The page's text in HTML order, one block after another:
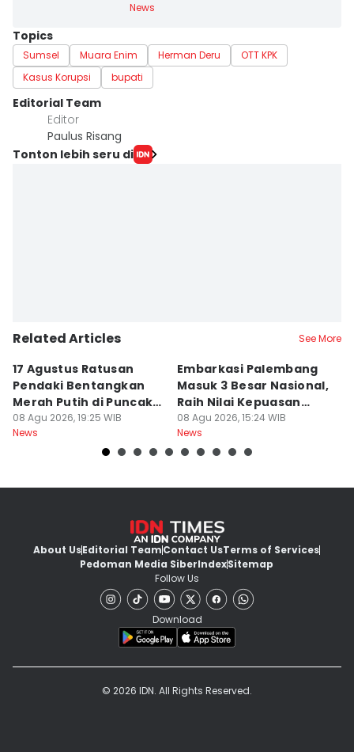
News
Topics
Sumsel Muara Enim Herman Deru
OTT KPK
Kasus Korupsi
bupati
Editorial Team
Editor
Paulus Risang
Tonton lebih seru di
Related Articles See More
17 Agustus Ratusan
Pendaki Bentangkan
Merah Putih di Puncak
Dempo
08 Agu 2026, 19:25 WIB
News
Embarkasi Palembang
Masuk 3 Besar Nasional,
Raih Nilai Kepuasan
86,65
08 Agu 2026, 15:24 WIB
News
About UsEditorial TeamContact UsTerms of Services
Pedoman Media SiberIndexSitemap
Follow Us
Download
© 2026 IDN. All Rights Reserved.